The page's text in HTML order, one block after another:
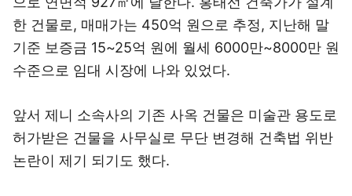
한 건물로, 매매가는 450억 원으로 추정, 지난해 말
기준 보증금 15~25억 원에 월세 6000만~8000만 원
수준으로 임대 시장에 나와 있었다.
앞서 제니 소속사의 기존 사옥 건물은 미술관 용도로
허가받은 건물을 사무실로 무단 변경해 건축법 위반
논란이 제기 되기도 했다.